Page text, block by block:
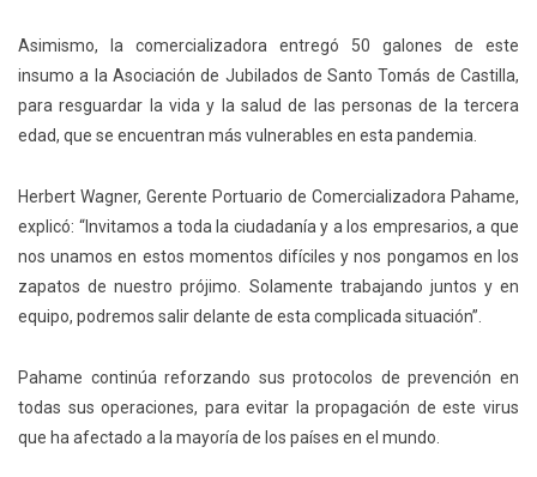
Asimismo, la comercializadora entregó 50 galones de este
insumo a la Asociación de Jubilados de Santo Tomás de Castilla,
para resguardar la vida y la salud de las personas de la tercera
edad, que se encuentran más vulnerables en esta pandemia.
Herbert Wagner, Gerente Portuario de Comercializadora Pahame,
explicó: “Invitamos a toda la ciudadanía y a los empresarios, a que
nos unamos en estos momentos difíciles y nos pongamos en los
zapatos de nuestro prójimo. Solamente trabajando juntos y en
equipo, podremos salir delante de esta complicada situación”.
Pahame continúa reforzando sus protocolos de prevención en
todas sus operaciones, para evitar la propagación de este virus
que ha afectado a la mayoría de los países en el mundo.